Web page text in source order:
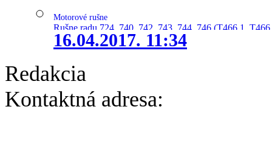
Motorové rušne
Rušne radu 724, 740, 742, 743, 744, 746 (T466.1,
16.04.2017. 11:34
Redakcia
Kontaktná adresa: